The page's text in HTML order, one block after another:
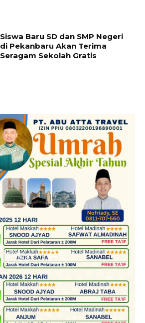
Siswa Baru SD dan SMP Negeri
di Pekanbaru Akan Terima
Seragam Sekolah Gratis